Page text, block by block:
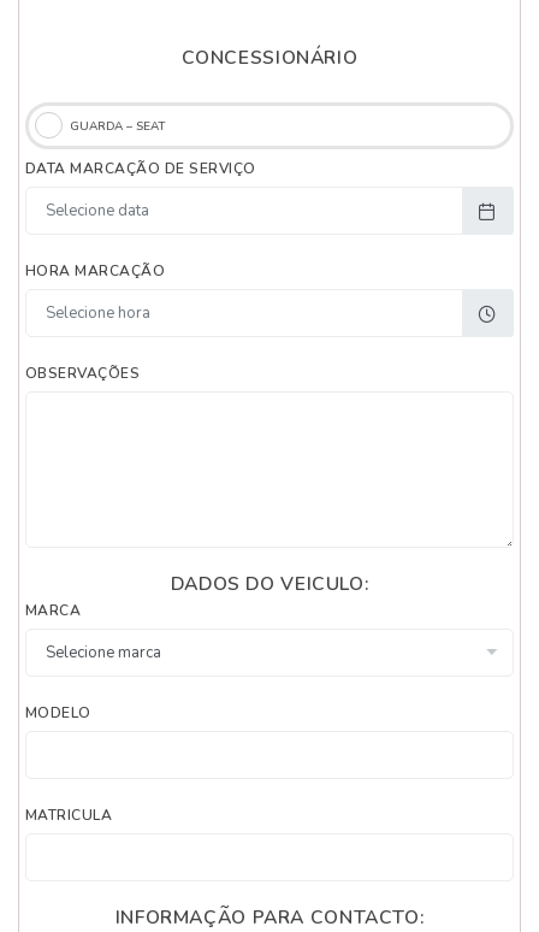
CONCESSIONÁRIO
GUARDA – SEAT
DATA MARCAÇÃO DE SERVIÇO
HORA MARCAÇÃO
OBSERVAÇÕES
DADOS DO VEICULO:
MARCA
MODELO
MATRICULA
INFORMAÇÃO PARA CONTACTO: